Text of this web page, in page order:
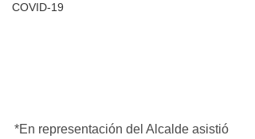
COVID-19
*En representación del Alcalde asistió